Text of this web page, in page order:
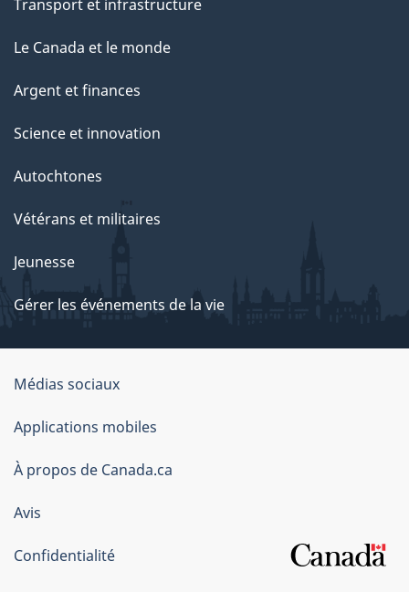
Transport et infrastructure
Le Canada et le monde
Argent et finances
Science et innovation
Autochtones
Vétérans et militaires
Jeunesse
Gérer les événements de la vie
Organisation
du
gouvernement
du
Canada
Médias sociaux
Applications mobiles
À propos de Canada.ca
Avis
Confidentialité